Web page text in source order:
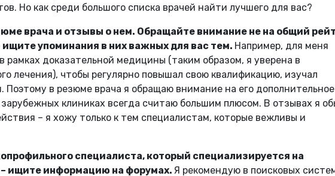
Но как среди большого списка врачей найти лучшего для вас?
врача и отзывы о нем. Обращайте внимание не на общий
упоминания в них важных для вас тем. Например, для меня
рамках доказательной медицины (таким образом, я уверена в
лечения), чтобы регулярно повышал свою квалификацию, изучал
Поэтому в резюме врача я обращаю внимание на его дополнительное
клиниках всегда считаю большим плюсом. В отзывах я
– я хожу только к тем специалистам, которые вежливы и
специалиста, который специализируется на
ищите информацию на форумах. Я рекомендую в поисковых